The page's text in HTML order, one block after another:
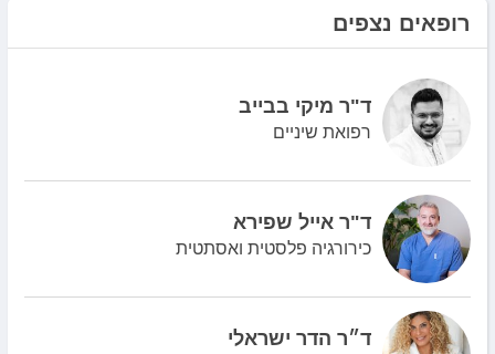
רופאים נצפים
ד"ר מיקי בבייב
רפואת שיניים
ד"ר אייל שפירא
כירורגיה פלסטית ואסתטית
ד״ר הדר ישראלי